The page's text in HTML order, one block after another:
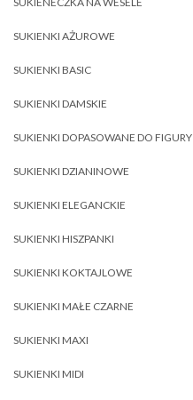
SUKIENKI AŻUROWE
SUKIENKI BASIC
SUKIENKI DAMSKIE
SUKIENKI DOPASOWANE DO FIGURY
SUKIENKI DZIANINOWE
SUKIENKI ELEGANCKIE
SUKIENKI HISZPANKI
SUKIENKI KOKTAJLOWE
SUKIENKI MAŁE CZARNE
SUKIENKI MAXI
SUKIENKI MIDI